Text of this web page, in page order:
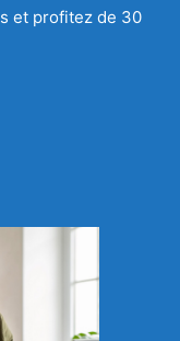
et profitez de 30